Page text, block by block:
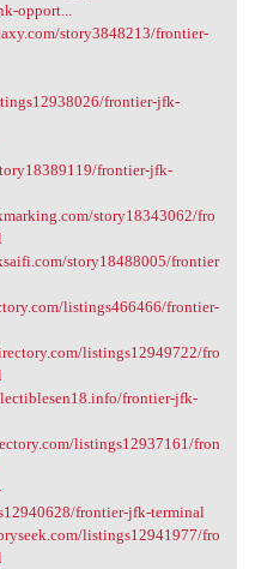
opport...
story3848213/frontier-
frontier-jfk-
frontier-jfk-
story18343062/fro
story18488005/frontier
listings466466/frontier-
listings12949722/fro
frontier-jfk-
listings12937161/fron
frontier-jfk-terminal
listings12941977/fro